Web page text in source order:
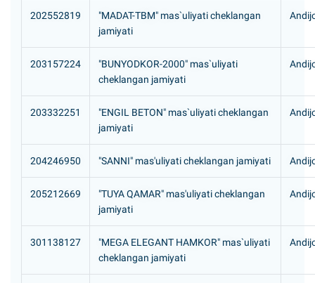
202552819
"МАDAT-TBM" mas`uliyati cheklangan
jamiyati
203157224
"BUNYODKOR-2000" mas`uliyati
cheklangan jamiyati
203332251
"ENGIL BETON" mas`uliyati cheklangan
jamiyati
204246950 "SANNI" mas'uliyati cheklangan jamiyati
205212669
"TUYA QAMAR" mas'uliyati cheklangan
jamiyati
301138127
"MEGA ELEGANT HAMKOR" mas`uliyati
cheklangan jamiyati